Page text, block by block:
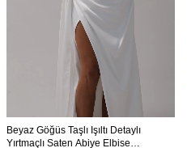
Beyaz Göğüs Taşlı Işıltı Detaylı
Yırtmaçlı Saten Abiye Elbise